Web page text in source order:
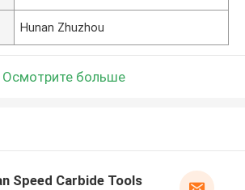
Hunan Zhuzhou
Осмотрите больше
Speed Carbide Tools